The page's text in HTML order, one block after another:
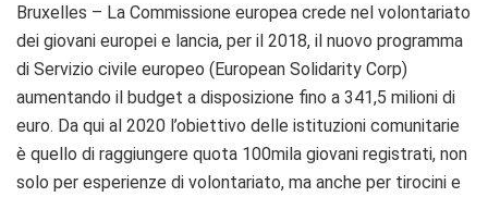
Bruxelles – La Commissione europea crede nel volontariato
dei giovani europei e lancia, per il 2018, il nuovo programma
di Servizio civile europeo (European Solidarity Corp)
aumentando il budget a disposizione fino a 341,5 milioni di
euro. Da qui al 2020 l’obiettivo delle istituzioni comunitarie
è quello di raggiungere quota 100mila giovani registrati, non
solo per esperienze di volontariato, ma anche per tirocini e